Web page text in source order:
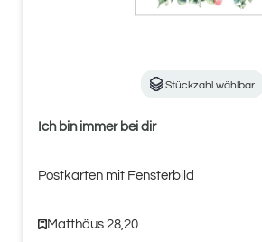
Stückzahl wählbar
Ich bin immer bei dir
Postkarten mit Fensterbild
Matthäus 28,20